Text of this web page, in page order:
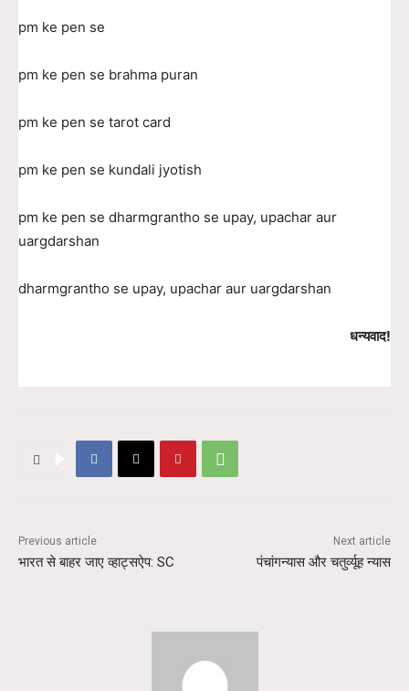
pm ke pen se
pm ke pen se brahma puran
pm ke pen se tarot card
pm ke pen se kundali jyotish
pm ke pen se dharmgrantho se upay, upachar aur
uargdarshan
dharmgrantho se upay, upachar aur uargdarshan
धन्यवाद!
Previous article
भारत से बाहर जाए व्हाट्सऐप: SC
Next article
पंचांगन्यास और चतुर्व्यूह न्यास